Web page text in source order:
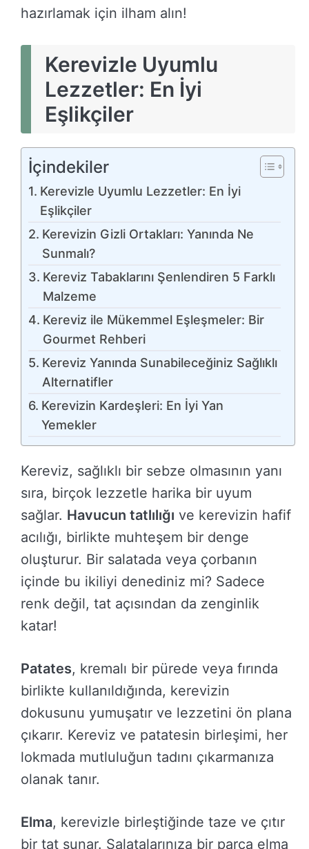
hazırlamak için ilham alın!
Kerevizle Uyumlu
Lezzetler: En İyi
Eşlikçiler
İçindekiler
Kerevizle Uyumlu Lezzetler: En İyi
Eşlikçiler
Kerevizin Gizli Ortakları: Yanında Ne
Sunmalı?
Kereviz Tabaklarını Şenlendiren 5 Farklı
Malzeme
Kereviz ile Mükemmel Eşleşmeler: Bir
Gourmet Rehberi
Kereviz Yanında Sunabileceğiniz Sağlıklı
Alternatifler
Kerevizin Kardeşleri: En İyi Yan
Yemekler
Kereviz, sağlıklı bir sebze olmasının yanı
sıra, birçok lezzetle harika bir uyum
sağlar. Havucun tatlılığı ve kerevizin hafif
acılığı, birlikte muhteşem bir denge
oluşturur. Bir salatada veya çorbanın
içinde bu ikiliyi denediniz mi? Sadece
renk değil, tat açısından da zenginlik
katar!
Patates, kremalı bir pürede veya fırında
birlikte kullanıldığında, kerevizin
dokusunu yumuşatır ve lezzetini ön plana
çıkarır. Kereviz ve patatesin birleşimi, her
lokmada mutluluğun tadını çıkarmanıza
olanak tanır.
Elma, kerevizle birleştiğinde taze ve çıtır
bir tat sunar. Salatalarınıza bir parça elma